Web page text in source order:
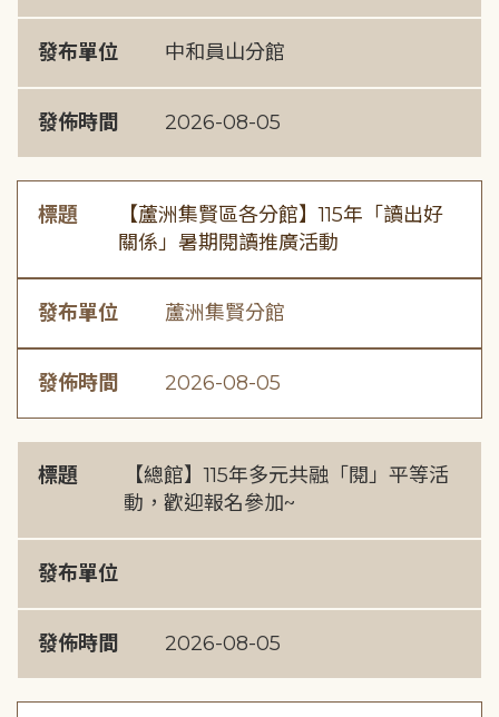
發布單位 中和員山分館
發佈時間 2026-08-05
標題
【蘆洲集賢區各分館】115年「讀出好
關係」暑期閱讀推廣活動
發布單位 蘆洲集賢分館
發佈時間 2026-08-05
標題
【總館】115年多元共融「閱」平等活
動，歡迎報名參加~
發布單位
發佈時間 2026-08-05